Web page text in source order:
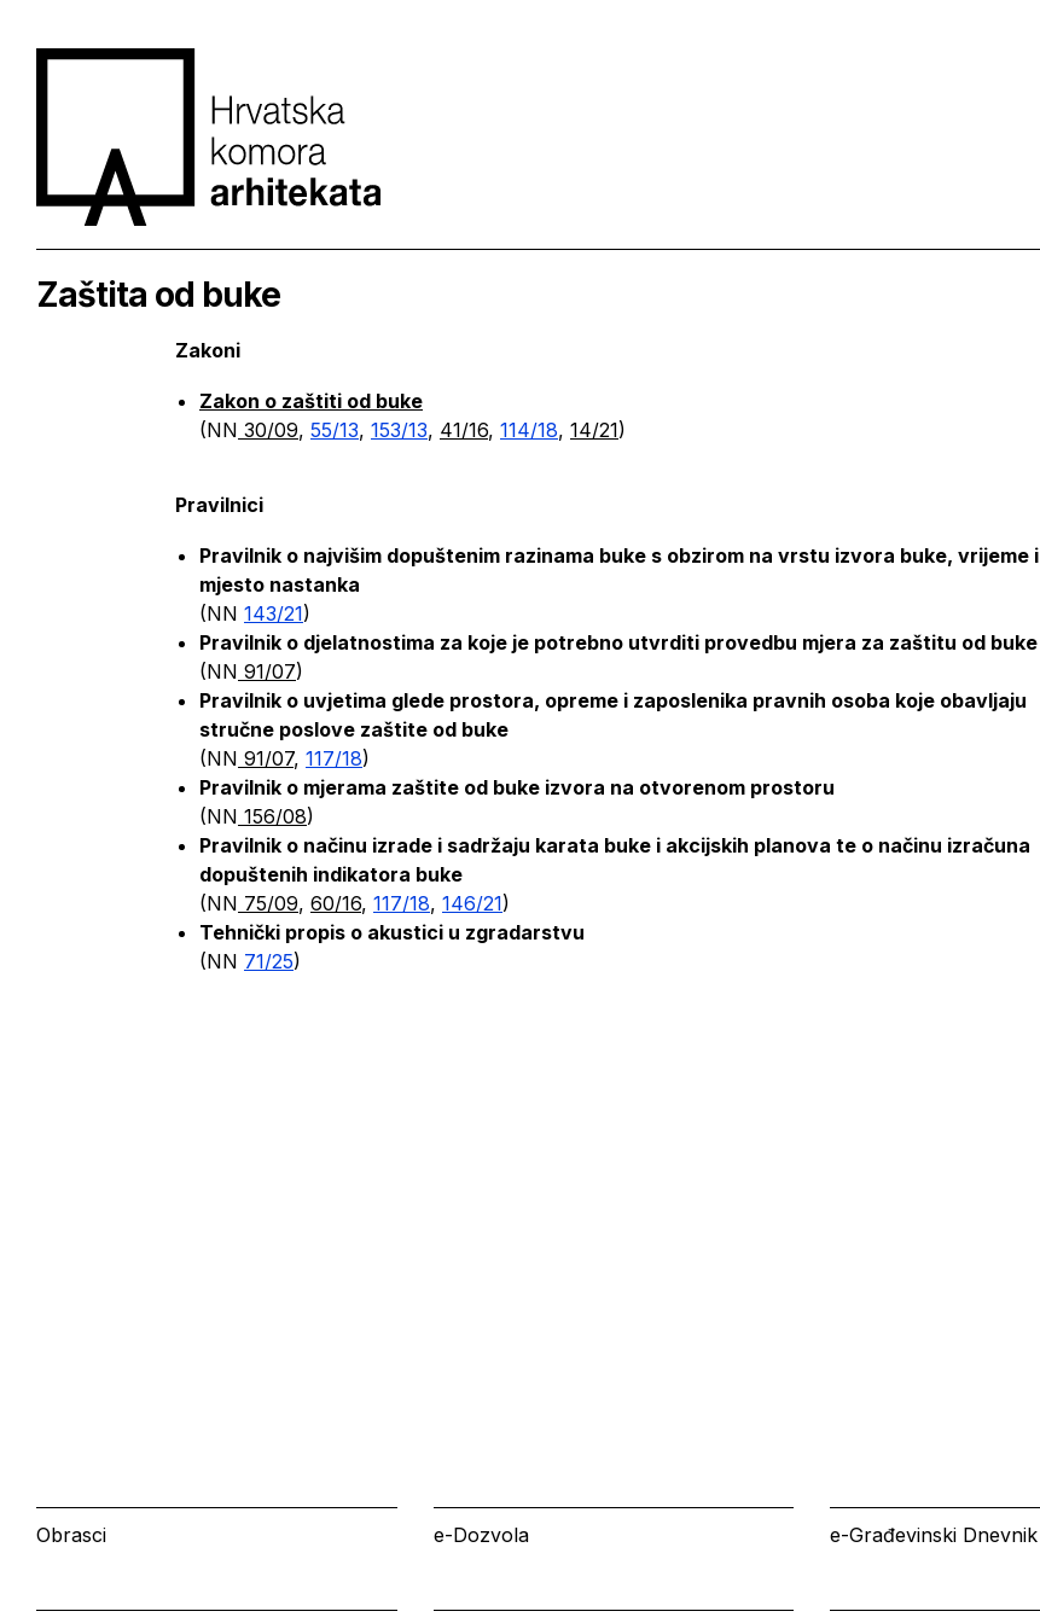
Zaštita od buke
Zakoni
Zakon o zaštiti od buke
(NN 30/09, 55/13, 153/13, 41/16, 114/18, 14/21)
Pravilnici
Pravilnik o najvišim dopuštenim razinama buke s obzirom na vrstu izvora buke, vrijeme i
mjesto nastanka
(NN 143/21)
Pravilnik o djelatnostima za koje je potrebno utvrditi provedbu mjera za zaštitu od buke
(NN 91/07)
Pravilnik o uvjetima glede prostora, opreme i zaposlenika pravnih osoba koje obavljaju
stručne poslove zaštite od buke
(NN 91/07, 117/18)
Pravilnik o mjerama zaštite od buke izvora na otvorenom prostoru
(NN 156/08)
Pravilnik o načinu izrade i sadržaju karata buke i akcijskih planova te o načinu izračuna
dopuštenih indikatora buke
(NN 75/09, 60/16, 117/18, 146/21)
Tehnički propis o akustici u zgradarstvu
(NN 71/25)
Obrasci e-Dozvola e-Građevinski Dnevnik